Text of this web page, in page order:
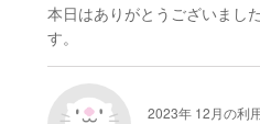
本日はありがとうございまし
す。
2023年 12月の利